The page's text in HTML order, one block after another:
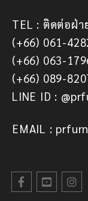
TEL : ติดต่อฝ่
(+66) 061-
(+66) 063-
(+66) 089-
LINE ID :
EMAIL :